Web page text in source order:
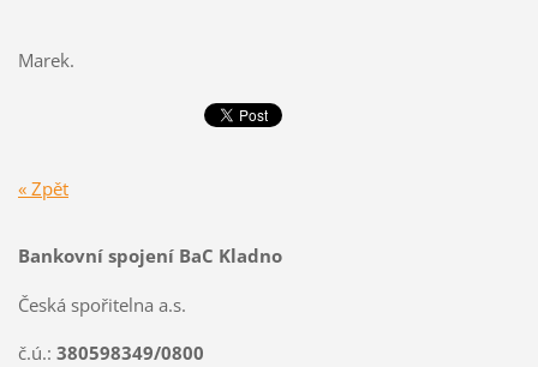
Marek.
« Zpět
Bankovní spojení BaC Kladno
Česká spořitelna a.s.
č.ú.: 380598349/0800